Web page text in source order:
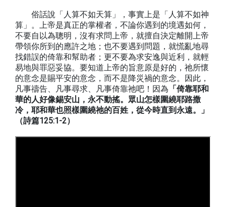
俗話說「人算不如天算」，事實上是「人算不如神
算」。上帝是真正的掌權者，不論你遇到的境遇如何，
不要自以為聰明，沒有求問上帝，就擅自決定離開上帝
帶領你所到的應許之地；也不要遇到問題，就慌亂地尋
找錯誤的倚靠和幫助者；更不要為求安逸與近利，就輕
易地與罪惡妥協。要知道上帝的旨意原是好的，祂所懷
的意念是賜平安的意念，而不是降災禍的意念。因此，
凡事禱告、凡事尋求、凡事倚靠祂吧！因為 「倚靠耶和
華的人好像錫安山，永不動搖。眾山怎樣圍繞耶路撒
冷，耶和華也照樣圍繞祂的百姓，從今時直到永遠。」
（詩篇125:1-2）